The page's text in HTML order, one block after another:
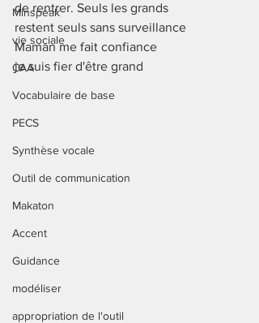
Minspeak
vie sociale
CAA
Vocabulaire de base
PECS
Synthèse vocale
Outil de communication
Makaton
Accent
Guidance
modéliser
appropriation de l'outil
de rentrer. Seuls les grands
restent seuls sans surveillance
Maman me fait confiance
je suis fier d'être grand